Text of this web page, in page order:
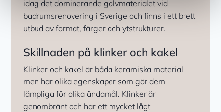
idag det dominerande golvmaterialet vid
badrumsrenovering i Sverige och finns i ett brett
utbud av format, färger och ytstrukturer.
Skillnaden på klinker och kakel
Klinker och kakel är båda keramiska material
men har olika egenskaper som gör dem
lämpliga för olika ändamål. Klinker är
genombränt och har ett mycket lågt